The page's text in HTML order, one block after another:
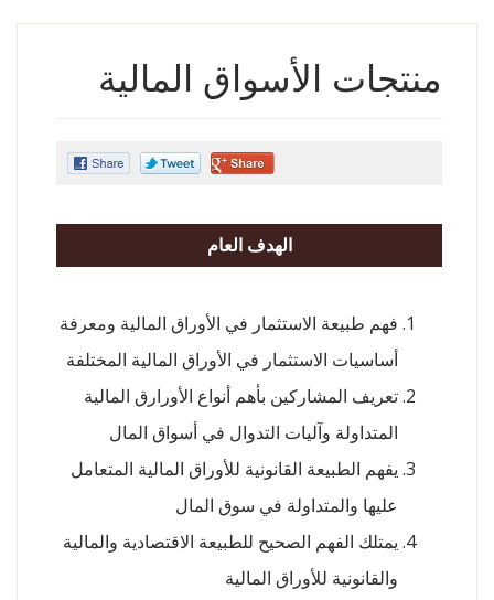
منتجات الأسواق المالية
الهدف العام
فهم طبيعة الاستثمار في الأوراق المالية ومعرفة
أساسيات الاستثمار في الأوراق المالية المختلفة
تعريف المشاركين بأهم أنواع الأورارق المالية
المتداولة وآليات التدوال في أسواق المال
يفهم الطبيعة القانونية للأوراق المالية المتعامل
عليها والمتداولة في سوق المال
يمتلك الفهم الصحيح للطبيعة الاقتصادية والمالية
والقانونية للأوراق المالية